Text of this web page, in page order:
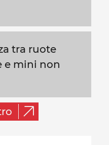
tra ruote
e mini non